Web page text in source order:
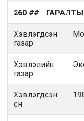
260 ## -
Хэвлэгдсэн
газар
Хэвлэлийн
газар
Хэвлэгдсэн
он